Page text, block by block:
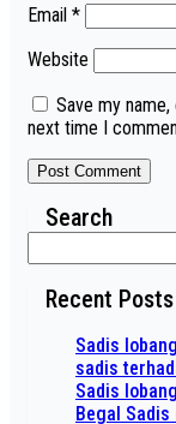
Email *
Website
Save my
next time I
Search
Recent Posts
Sadis
sadis
Sadis
Begal Sadis